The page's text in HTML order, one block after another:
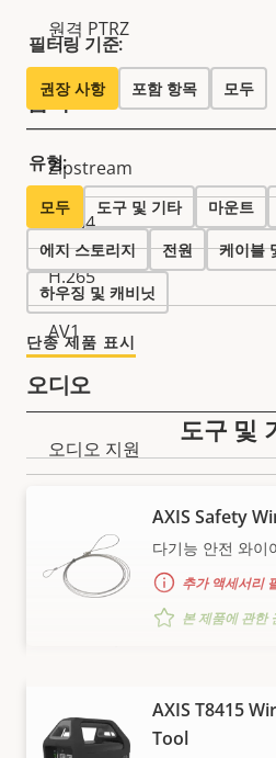
속
성
설
명
속
성
원격 PTRZ
압축
속
설
명
속
성
값
Zipstream
H.264
H.265
AV1
오디오
속
성
속
오디오 지원
네트워크
명
보안
필터링 기준:
권장 사항 포함 항목 모두
유형:
모두 도구 및 기타 마운트
에지 스토리지 전원 케이블
하우징 및 캐비닛
단종 제품 표시
더 보기
도구 및
AXIS Safety
다기능 안전 와이
추가 액세서리
본 제품에 관한
AXIS T8415
Tool